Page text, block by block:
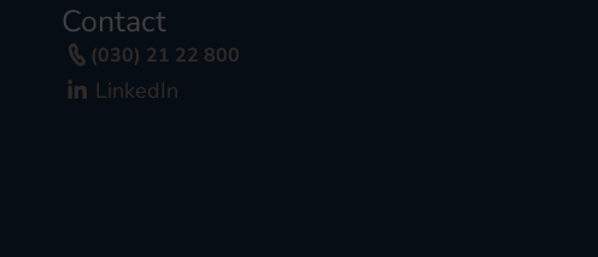
Contact
(030) 21 22 800
LinkedIn